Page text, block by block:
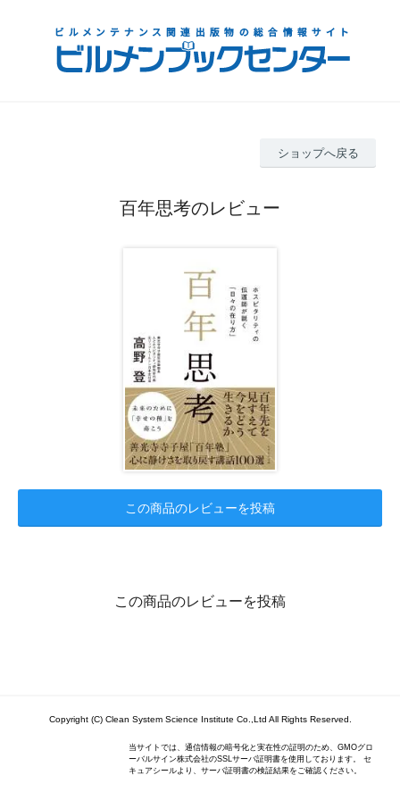
ショップへ戻る
百年思考のレビュー
この商品のレビューを投稿
この商品のレビューを投稿
Copyright (C) Clean System Science Institute Co.,Ltd All Rights Reserved.
当サイトでは、通信情報の暗号化と実在性の証明のため、GMOグロ
ーバルサイン株式会社のSSLサーバ証明書を使用しております。 セ
キュアシールより、サーバ証明書の検証結果をご確認ください。